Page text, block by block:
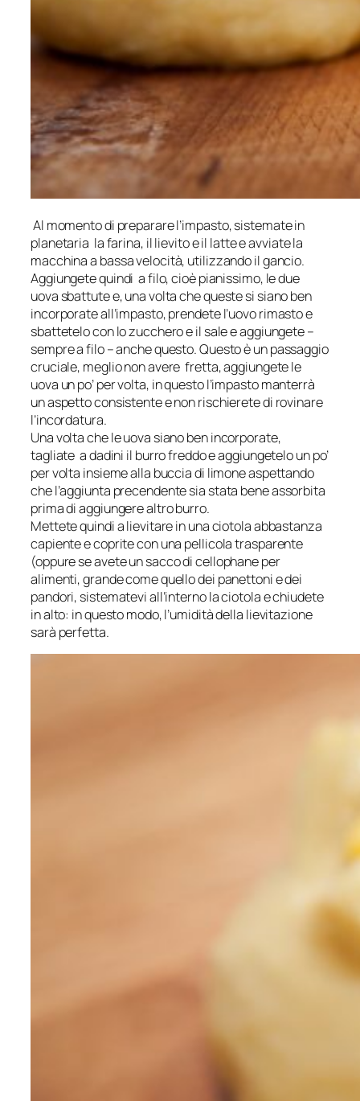
Al momento di preparare l’impasto, sistemate in
planetaria la farina, il lievito e il latte e avviate la
macchina a bassa velocità, utilizzando il gancio.
Aggiungete quindi a filo, cioè pianissimo, le due
uova sbattute e, una volta che queste si siano ben
incorporate all’impasto, prendete l’uovo rimasto e
sbattetelo con lo zucchero e il sale e aggiungete –
sempre a filo – anche questo. Questo è un passaggio
cruciale, meglio non avere fretta, aggiungete le
uova un po’ per volta, in questo l’impasto manterrà
un aspetto consistente e non rischierete di rovinare
l’incordatura.
Una volta che le uova siano ben incorporate,
tagliate a dadini il burro freddo e aggiungetelo un po’
per volta insieme alla buccia di limone aspettando
che l’aggiunta precendente sia stata bene assorbita
prima di aggiungere altro burro.
Mettete quindi a lievitare in una ciotola abbastanza
capiente e coprite con una pellicola trasparente
(oppure se avete un sacco di cellophane per
alimenti, grande come quello dei panettoni e dei
pandori, sistematevi all’interno la ciotola e chiudete
in alto: in questo modo, l’umidità della lievitazione
sarà perfetta.